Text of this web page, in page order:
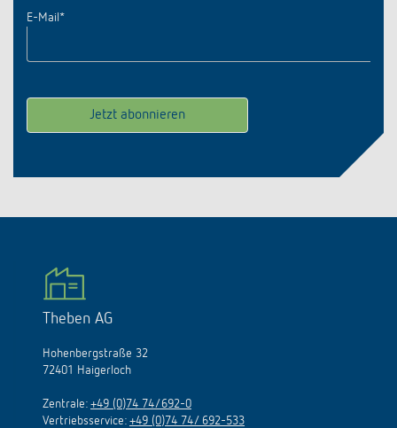
E-Mail *
Theben AG
Hohenbergstraße 32
72401 Haigerloch
Zentrale: +49 (0)74 74/692-0
Vertriebsservice: +49 (0)74 74/ 692-533